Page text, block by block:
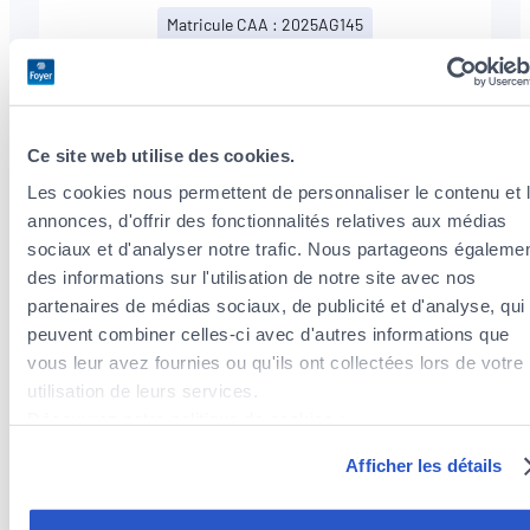
Ce site web utilise des cookies.
Les cookies nous permettent de personnaliser le contenu et
annonces, d'offrir des fonctionnalités relatives aux médias
sociaux et d'analyser notre trafic. Nous partageons
des informations sur l'utilisation de notre site avec nos
partenaires de médias sociaux, de publicité et d'analyse, qui
peuvent combiner celles-ci avec d'autres informations que
vous leur avez fournies ou qu'ils ont collectées lors de votre
utilisation de leurs services.
Afficher les détails
de
Matricule CAA : 2025AG145
+352
Unsere Dienstleistungen
Wir analysieren Ihre Situation und beraten Sie
zu Steuerabzügen im Rahmen Ihrer